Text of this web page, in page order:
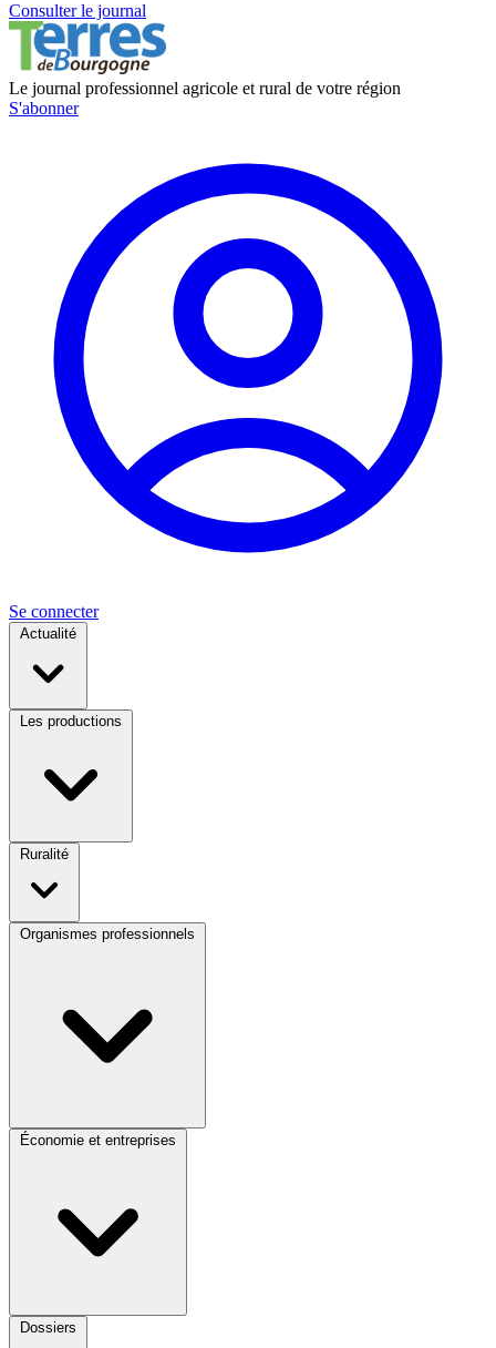
Consulter le journal
Le journal professionnel agricole et rural de votre région
S'abonner
Se connecter
Actualité
Les productions
Ruralité
Organismes professionnels
Économie et entreprises
Dossiers